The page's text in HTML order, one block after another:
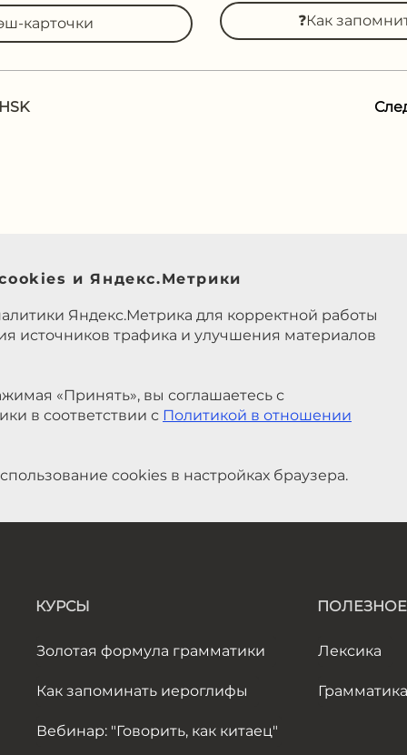
карточки ❓Как
и Яндекс.Метрики
Яндекс.Метрика для корректной работы
источников трафика и улучшения материалов
«Принять», вы соглашаетесь с
в соответствии с Политикой в отношении
cookies в настройках браузера.
КУРСЫ
Золотая формула грамматики
Как запоминать иероглифы
Вебинар: "Говорить, как китаец"
ПОЛЕЗНОЕ
Лексика
Грамматика